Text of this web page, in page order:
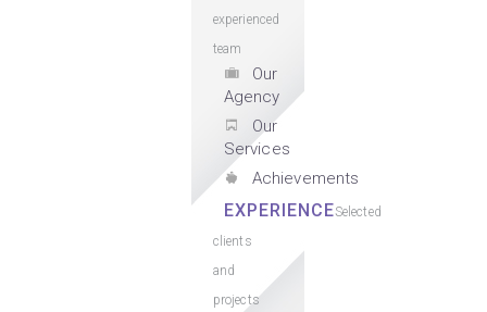
experienced
team
Our
Agency
Our
Services
Achievements
EXPERIENCESelected
clients
and
projects